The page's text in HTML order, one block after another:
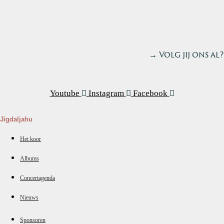
→ Volg jij ons al?
Youtube Instagram Facebook
Jigdaljahu
Het koor
Albums
Concertagenda
Nieuws
Sponsoren